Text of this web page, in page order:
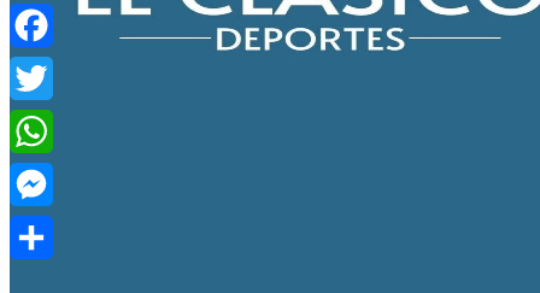
Facebook
Twitter
WhatsApp
Messenger